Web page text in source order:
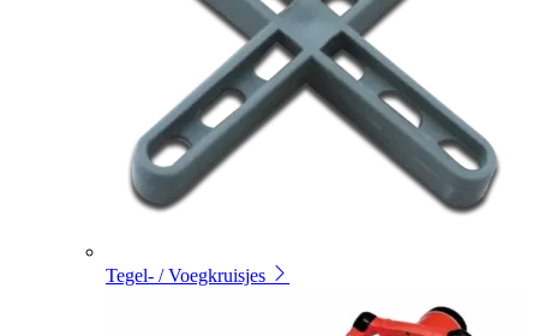
Tegel- / Voegkruisjes